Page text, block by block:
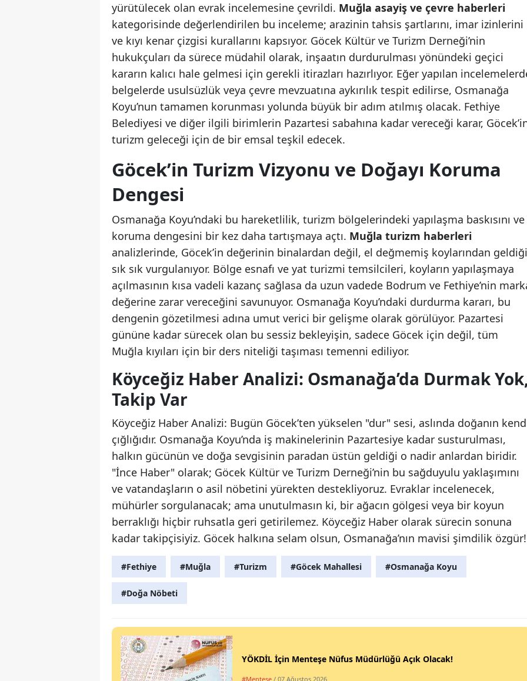
yürütülecek olan evrak incelemesine çevrildi. Muğla asayiş ve çevre haberleri
kategorisinde değerlendirilen bu inceleme; arazinin tahsis şartlarını, imar izinlerini
ve kıyı kenar çizgisi kurallarını kapsıyor. Göcek Kültür ve Turizm Derneği’nin
hukukçuları da sürece müdahil olarak, inşaatın durdurulması yönündeki geçici
kararın kalıcı hale gelmesi için gerekli itirazları hazırlıyor. Eğer yapılan
belgelerde usulsüzlük veya çevre mevzuatına aykırılık tespit edilirse, Osmanağa
Koyu’nun tamamen korunması yolunda büyük bir adım atılmış olacak. Fethiye
Belediyesi ve diğer ilgili birimlerin Pazartesi sabahına kadar vereceği karar,
turizm geleceği için de bir emsal teşkil edecek.
Göcek’in Turizm Vizyonu ve Doğayı Koruma
Dengesi
Osmanağa Koyu’ndaki bu hareketlilik, turizm bölgelerindeki yapılaşma baskısını ve
koruma dengesini bir kez daha tartışmaya açtı. Muğla turizm haberleri
analizlerinde, Göcek’in değerinin binalardan değil, el değmemiş koylarından geldiği
sık sık vurgulanıyor. Bölge esnafı ve yat turizmi temsilcileri, koyların yapılaşmaya
açılmasının kısa vadeli kazanç sağlasa da uzun vadede Bodrum ve Fethiye’nin
değerine zarar vereceğini savunuyor. Osmanağa Koyu’ndaki durdurma kararı, bu
dengenin gözetilmesi adına umut verici bir gelişme olarak görülüyor. Pazartesi
gününe kadar sürecek olan bu sessiz bekleyişin, sadece Göcek için değil, tüm
Muğla kıyıları için bir ders niteliği taşıması temenni ediliyor.
Köyceğiz Haber Analizi: Osmanağa’da Durmak
Takip Var
Köyceğiz Haber Analizi: Bugün Göcek’ten yükselen "dur" sesi, aslında doğanın
çığlığıdır. Osmanağa Koyu’nda iş makinelerinin Pazartesiye kadar susturulması,
halkın gücünün ve doğa sevgisinin paradan üstün geldiği o nadir anlardan biridir.
"İnce Haber" olarak; Göcek Kültür ve Turizm Derneği’nin bu sağduyulu yaklaşımını
ve vatandaşların o asil nöbetini yürekten destekliyoruz. Evraklar incelenecek,
mühürler sorgulanacak; ama unutulmasın ki, bir ağacın gölgesi veya bir koyun
berraklığı hiçbir ruhsatla geri getirilemez. Köyceğiz Haber olarak sürecin sonuna
kadar takipçisiyiz. Göcek halkına selam olsun, Osmanağa’nın mavisi şimdilik özgür!
#Fethiye #Muğla #Turizm #Göcek Mahallesi #Osmanağa Koyu
#Doğa Nöbeti
YÖKDİL İçin Menteşe Nüfus Müdürlüğü Açık Olacak!
#Menteşe / 07 Ağustos 2026